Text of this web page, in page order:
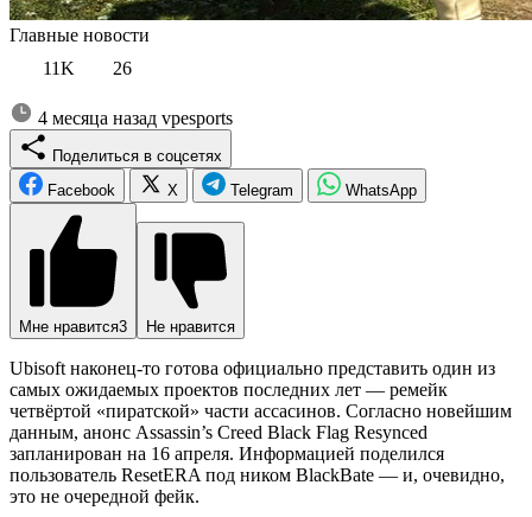
Главные новости
11K
26
4 месяца назад vpesports
Поделиться в соцсетях
Facebook
X Telegram WhatsApp
Мне нравится3 Не нравится
Ubisoft наконец-то готова официально представить один из
самых ожидаемых проектов последних лет — ремейк
четвёртой «пиратской» части ассасинов. Согласно новейшим
данным, анонс Assassin’s Creed Black Flag Resynced
запланирован на 16 апреля. Информацией поделился
пользователь ResetERA под ником BlackBate — и, очевидно,
это не очередной фейк.